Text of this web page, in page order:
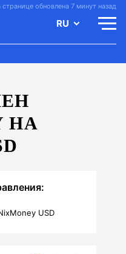
обновлена 7 минут назад
RU
НА
USD